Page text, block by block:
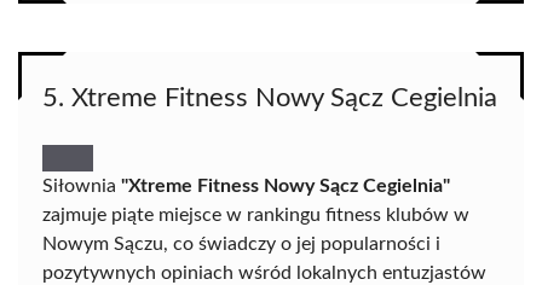
5. Xtreme Fitness Nowy Sącz Cegielnia
Siłownia "Xtreme Fitness Nowy Sącz Cegielnia"
zajmuje piąte miejsce w rankingu fitness klubów w
Nowym Sączu, co świadczy o jej popularności i
pozytywnych opiniach wśród lokalnych entuzjastów